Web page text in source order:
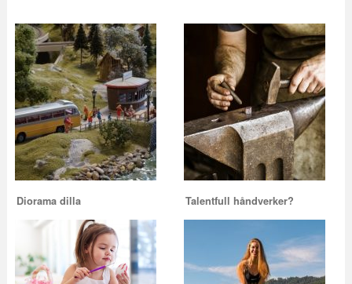
Diorama dilla Talentfull håndverker?